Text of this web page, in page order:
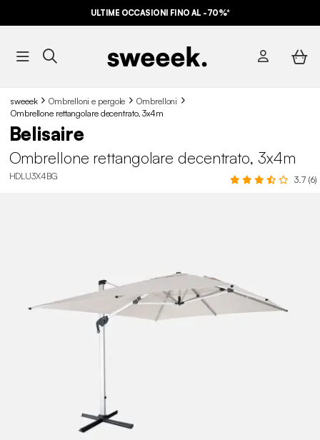
ULTIME OCCASIONI FINO AL -70%*
sweeek Ombrelloni e pergole
Ombrelloni
Ombrellone rettangolare decentrato, 3x4m
Belisaire
Ombrellone rettangolare decentrato, 3x4m
HDLU3X4BG 3.7 (6)